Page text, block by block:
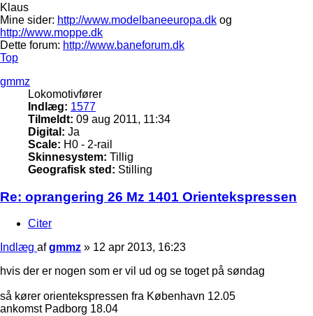
Klaus
Mine sider: http://www.modelbaneeuropa.dk og
http://www.moppe.dk
Dette forum: http://www.baneforum.dk
Top
gmmz
Lokomotivfører
Indlæg: 1577
Tilmeldt: 09 aug 2011, 11:34
Digital: Ja
Scale: H0 - 2-rail
Skinnesystem: Tillig
Geografisk sted: Stilling
Re: oprangering 26 Mz 1401 Orientekspressen
Citer
Indlæg afgmmz » 12 apr 2013, 16:23
hvis der er nogen som er vil ud og se toget på søndag
så kører orientekspressen fra København 12.05
ankomst Padborg 18.04